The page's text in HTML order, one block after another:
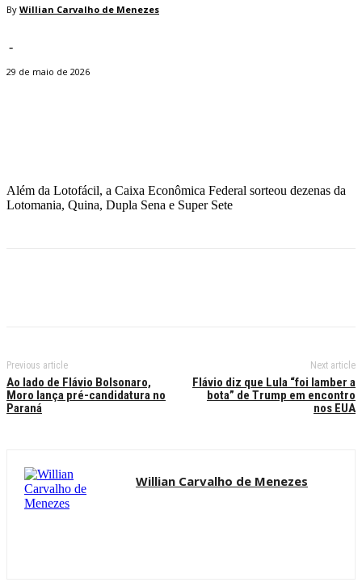
By Willian Carvalho de Menezes
-
29 de maio de 2026
Além da Lotofácil, a Caixa Econômica Federal sorteou dezenas da
Lotomania, Quina, Dupla Sena e Super Sete
Previous article
Ao lado de Flávio Bolsonaro,
Moro lança pré-candidatura no
Paraná
Next article
Flávio diz que Lula “foi lamber a
bota” de Trump em encontro
nos EUA
Willian Carvalho de Menezes